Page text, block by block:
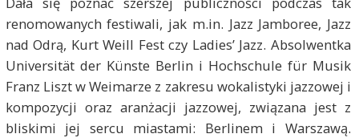
renomowanych festiwali, jak m.in. Jazz Jamboree, Jazz
nad Odrą, Kurt Weill Fest czy Ladies’ Jazz. Absolwentka
Universität der Künste Berlin i Hochschule für Musik
Franz Liszt w Weimarze z zakresu wokalistyki jazzowej i
kompozycji oraz aranżacji jazzowej, związana jest z
bliskimi jej sercu miastami: Berlinem i Warszawą.